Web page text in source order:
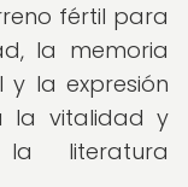
fértil para
la memoria
y la expresión
la vitalidad y
literatura